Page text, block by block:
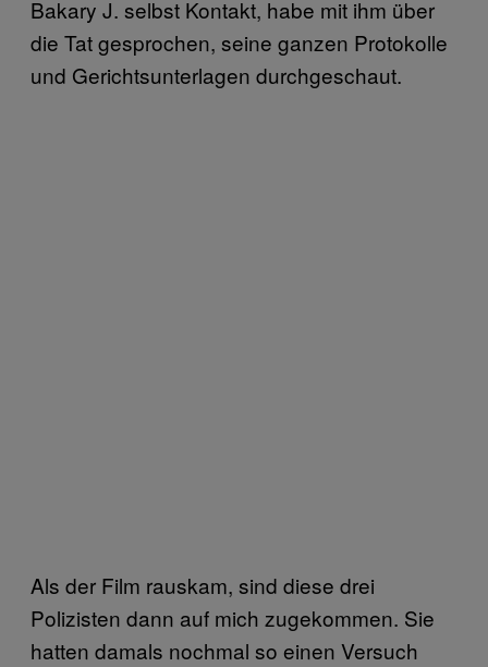
Bakary J. selbst Kontakt, habe mit ihm über
die Tat gesprochen, seine ganzen Protokolle
und Gerichtsunterlagen durchgeschaut.
Als der Film rauskam, sind diese drei
Polizisten dann auf mich zugekommen. Sie
hatten damals nochmal so einen Versuch